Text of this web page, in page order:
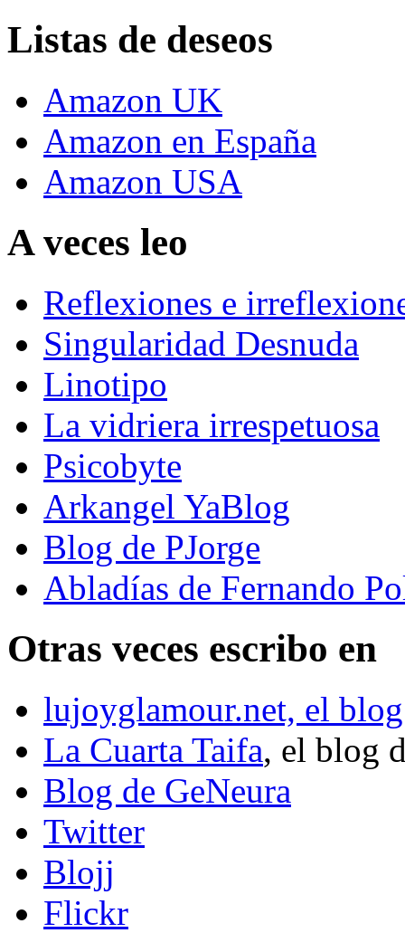
Listas de deseos
Amazon UK
Amazon en España
Amazon USA
A veces leo
Reflexiones e
Singularidad Desnuda
Linotipo
La vidriera irrespetuosa
Psicobyte
Arkangel YaBlog
Blog de PJorge
Abladías de Fernando
Otras veces escribo en
lujoyglamour.net, el
La Cuarta Taifa, el blog
Blog de GeNeura
Twitter
Blojj
Flickr